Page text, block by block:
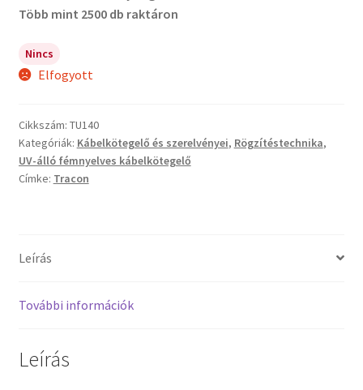
Több mint 2500 db raktáron
Nincs
Elfogyott
Cikkszám: TU140
Kategóriák: Kábelkötegelő és szerelvényei, Rögzítéstechnika,
UV-álló fémnyelves kábelkötegelő
Címke: Tracon
Leírás
További információk
Leírás